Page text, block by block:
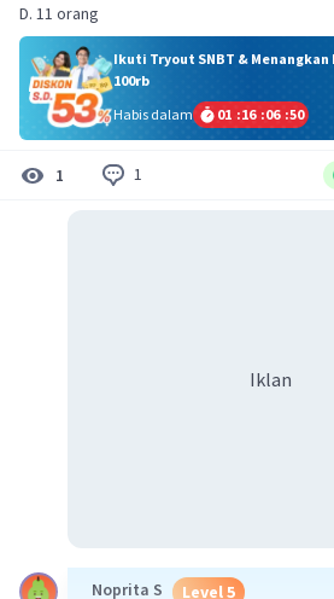
D. 11 orang
Ikuti Tryout SNBT & Menangkan
100rb
Habis dalam
01 :16 :06 :50
1 1
Iklan
Noprita S Level 5